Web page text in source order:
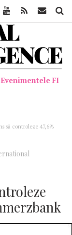
Evenimentele FI
să controleze 47,6%
Youtube Feed Mail